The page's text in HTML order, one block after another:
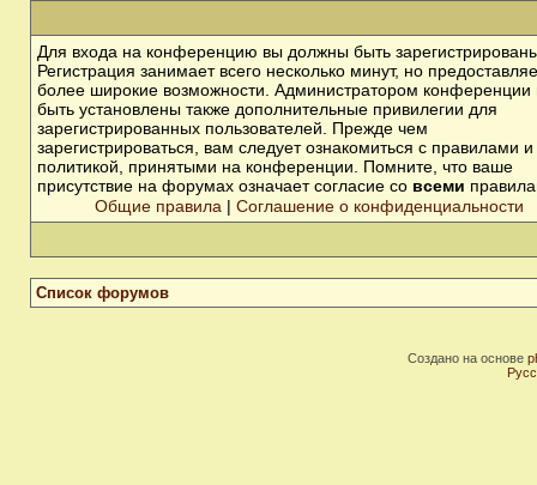
Для входа на конференцию вы должны быть
Регистрация занимает всего несколько минут, но
более широкие возможности. Администратором конференции
быть установлены также дополнительные привилегии для
зарегистрированных пользователей. Прежде чем
зарегистрироваться, вам следует ознакомиться с правилами и
политикой, принятыми на конференции. Помните, что ваше
присутствие на форумах означает согласие со всеми
Общие правила | Соглашение о конфиденциальности
Список форумов
Создано на основе